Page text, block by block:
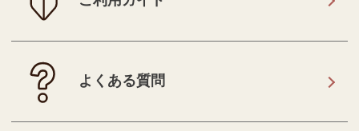
よくある質問